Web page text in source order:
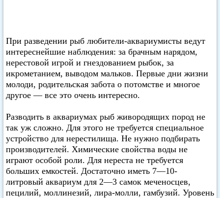
При разведении рыб любители-аквариумисты ведут
интереснейшие наблюдения: за брачным нарядом,
нерестовой игрой и гнездованием рыбок, за
икрометанием, выводом мальков. Первые дни жизни
молоди, родительская забота о потомстве и многое
другое — все это очень интересно.
Разводить в аквариумах рыб живородящих пород не
так уж сложно. Для этого не требуется специальное
устройство для нерестилища. Не нужно подбирать
производителей. Химические свойства воды не
играют особой роли. Для нереста не требуется
больших емкостей. Достаточно иметь 7—10-
литровый аквариум для 2—3 самок меченосцев,
пецилий, моллинезий, лира-молли, гамбузий. Уровень